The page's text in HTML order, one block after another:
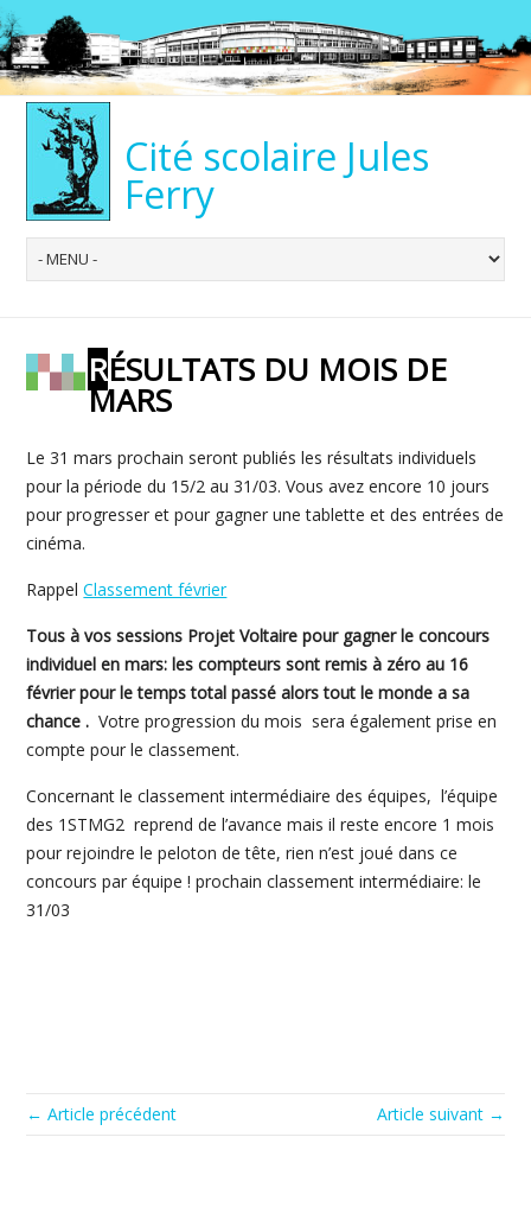
Cité scolaire Jules
Ferry
RÉSULTATS DU MOIS DE
MARS
Le 31 mars prochain seront publiés les résultats individuels
pour la période du 15/2 au 31/03. Vous avez encore 10 jours
pour progresser et pour gagner une tablette et des entrées de
cinéma.
RappelClassement février
Tous à vos sessions Projet Voltaire pour gagner le concours
individuel en mars: les compteurs sont remis à zéro au 16
février pour le temps total passé alors tout le monde a sa
chance . Votre progression du mois sera également prise en
compte pour le classement.
Concernant le classement intermédiaire des équipes, l’équipe
des 1STMG2 reprend de l’avance mais il reste encore 1 mois
pour rejoindre le peloton de tête, rien n’est joué dans ce
concours par équipe ! prochain classement intermédiaire: le
31/03
← Article précédent Article suivant →